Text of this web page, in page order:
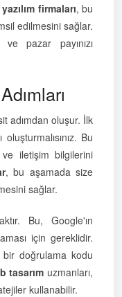
firmaları, bu
edilmesini sağlar.
pazar payınızı
adımdan oluşur. İlk
Bu
ve iletişim bilgilerini
, bu aşamada size
sağlar.
Bu, Google'ın
için gereklidir.
doğrulama kodu
tasarım uzmanları,
kullanabilir.